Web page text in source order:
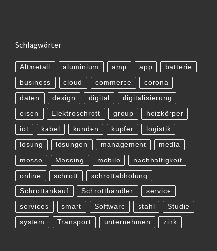
Schlagwörter
Altmetall aluminium amp app batterie
business cloud commerce corona
daten design digital digitalisierung
eisen Elektroschrott group heizkörper
iot kabel kunden kupfer logistik
lösung lösungen management media
messe Messing mobile nachhaltigkeit
online schrott schrottabholung
Schrottankauf Schrotthändler service
services smart Software stahl Studie
system Transport unternehmen zink